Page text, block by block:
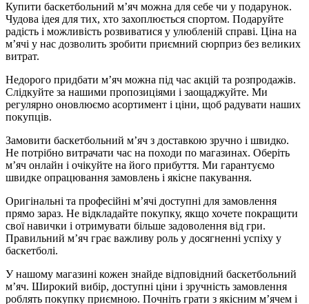
Купити баскетбольний м’яч можна для себе чи у подарунок.
Чудова ідея для тих, хто захоплюється спортом. Подаруйте
радість і можливість розвиватися у улюбленій справі. Ціна на
м’ячі у нас дозволить зробити приємний сюрприз без великих
витрат.
Недорого придбати м’яч можна під час акцій та розпродажів.
Слідкуйте за нашими пропозиціями і заощаджуйте. Ми
регулярно оновлюємо асортимент і ціни, щоб радувати наших
покупців.
Замовити баскетбольний м’яч з доставкою зручно і швидко.
Не потрібно витрачати час на походи по магазинах. Оберіть
м’яч онлайн і очікуйте на його прибуття. Ми гарантуємо
швидке опрацювання замовлень і якісне пакування.
Оригінальні та професійні м’ячі доступні для замовлення
прямо зараз. Не відкладайте покупку, якщо хочете покращити
свої навички і отримувати більше задоволення від гри.
Правильний м’яч грає важливу роль у досягненні успіху у
баскетболі.
У нашому магазині кожен знайде відповідний баскетбольний
м’яч. Широкий вибір, доступні ціни і зручність замовлення
роблять покупку приємною. Почніть грати з якісним м’ячем і